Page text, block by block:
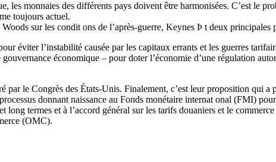
les monnaies des différents pays doivent être harmonisées. C’est le
toujours actuel.
sur les condit ons de l’après-guerre, Keynes Þ t deux principales
éviter l’instabilité causée par les capitaux errants et les guerres
économique – pour doter l’économie d’une régulation
par le Congrès des États-Unis. Finalement, c’est leur proposition qui a
donnant naissance au Fonds monétaire internat onal (FMI)
long termes et à l’accord général sur les tarifs douaniers et le
(OMC).